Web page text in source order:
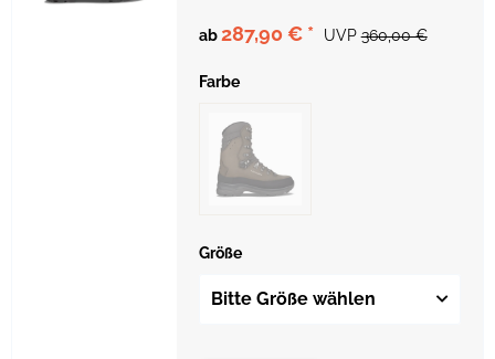
ab287,90 € * UVP 360,00 €
Farbe
Größe
Bitte Größe wählen